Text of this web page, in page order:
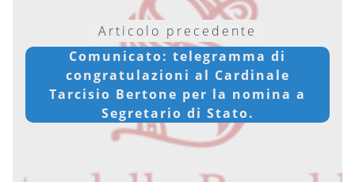
Articolo precedente
Comunicato: telegramma di
congratulazioni al Cardinale
Tarcisio Bertone per la nomina a
Segretario di Stato.